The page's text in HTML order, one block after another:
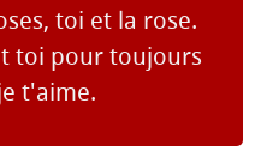
toi et la rose.
toi pour toujours
t'aime.